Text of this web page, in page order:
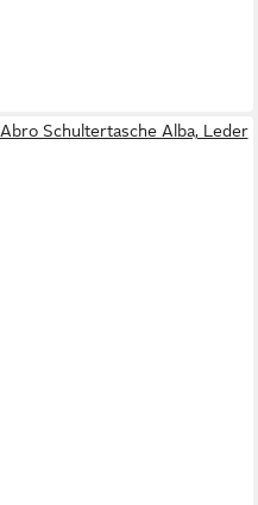
Abro Schultertasche Alba, Leder